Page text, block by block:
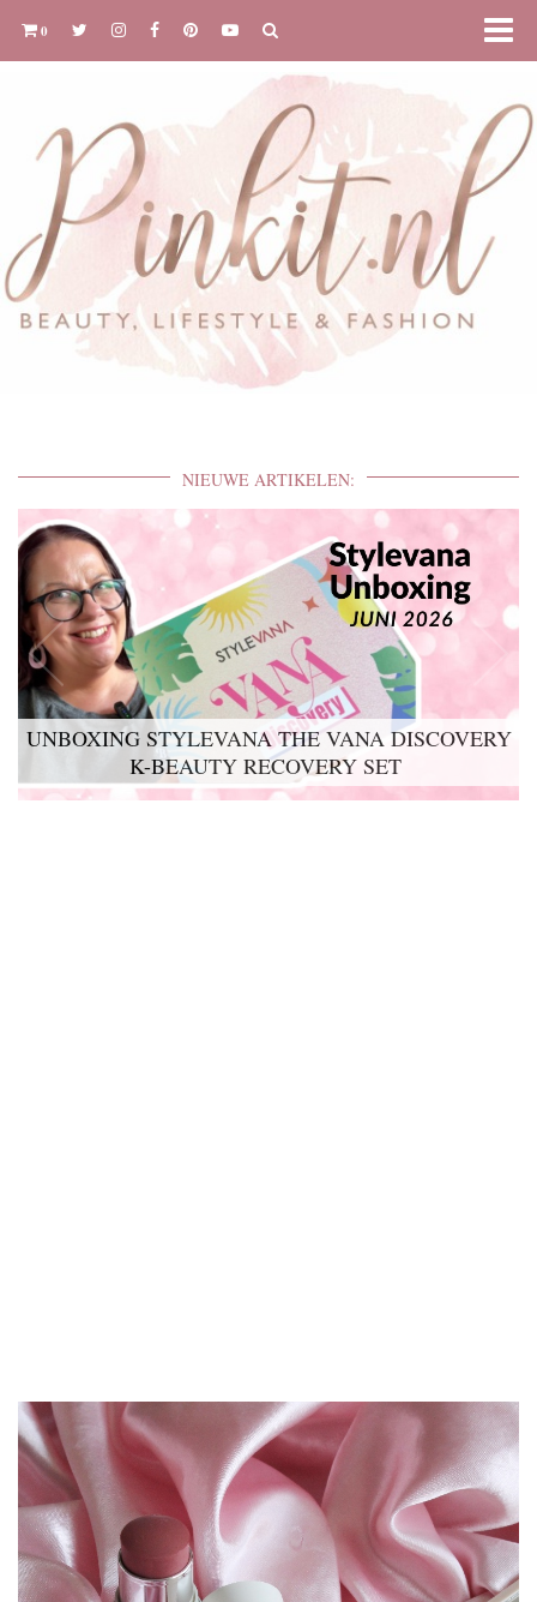
0
NIEUWE ARTIKELEN:
UNBOXING STYLEVANA THE VANA DISCOVERY
K-BEAUTY RECOVERY SET